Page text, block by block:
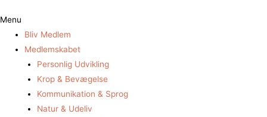
Menu
Bliv Medlem
Medlemskabet
Personlig Udvikling
Krop & Bevægelse
Kommunikation & Sprog
Natur & Udeliv